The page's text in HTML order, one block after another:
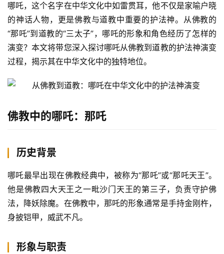
哪吒，这个名字在中华文化中如雷贯耳，他不仅是家喻户晓
的神话人物，更是佛教与道教中重要的护法神。从佛教的
“那吒”到道教的“三太子”，哪吒的形象和角色经历了怎样的
演变？本文将带您深入探讨哪吒从佛教到道教的护法神演变
过程，揭示其在中华文化中的独特地位。
佛教中的哪吒：那吒
历史背景
哪吒最早出现在佛教经典中，被称为“那吒”或“那吒天王”。
他是佛教四大天王之一毗沙门天王的第三子，负责守护佛
法，降妖除魔。在佛教中，那吒的形象通常是手持金刚杵，
身披铠甲，威武不凡。
形象与职责